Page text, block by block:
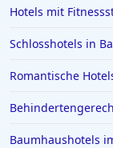
Hotels mit
Schlosshotels in
Romantische
Baumhaushotels